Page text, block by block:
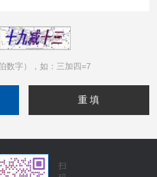
数字），如：三加四=7
扫